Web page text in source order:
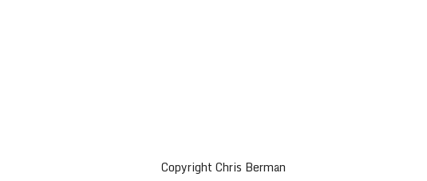
Copyright Chris Berman